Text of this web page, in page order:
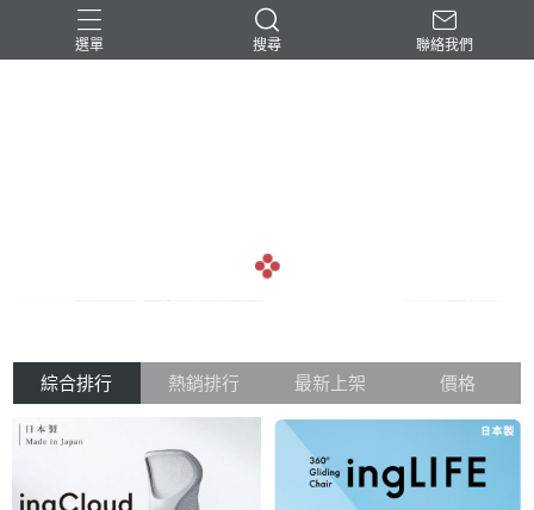
選單 搜尋 聯絡我們
綜合排行 熱銷排行 最新上架 價格